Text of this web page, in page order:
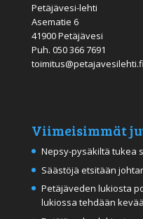
Petäjävesi-lehti
Asematie 6
41900 Petäjävesi
Puh. 050 366 7691
toimitus@petajavesilehti.fi
Viimeisimmät
Nepsy-pysäkiltä tukea
Säästöjä etsitään
Petäjäveden lukiosta
lukiossa tehdään